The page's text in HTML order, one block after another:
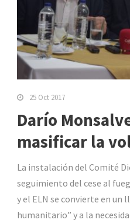
25 Oct 2017
Darío
masificar la
La instalación del Comité
seguimiento del cese al
y el ELN se convierte en un
humanitario” y a la